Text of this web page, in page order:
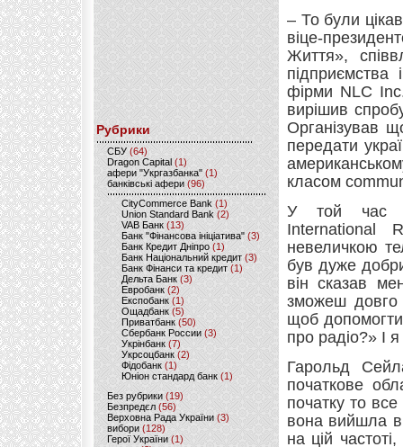
Рубрики
CБУ (64)
Dragon Capital (1)
афери "Укргазбанка" (1)
банківські афери (96)
CityCommerce Bank (1)
Union Standard Bank (2)
VAB Банк (13)
Банк "Фінансова ініціатива" (3)
Банк Кредит Дніпро (1)
Банк Національний кредит (3)
Банк Фінанси та кредит (1)
Дельта Банк (3)
Евробанк(2)
Експобанк (1)
Ощадбанк(5)
Приватбанк (50)
Сбербанк России (3)
Укрінбанк(7)
Укрсоцбанк (2)
Фідобанк (1)
Юніон стандард банк(1)
Без рубрики (19)
Безпредєл(56)
Верховна Рада України (3)
вибори(128)
Герої України(1)
– То були
віце-
Життя»,
підприємства
фірми NLC
вирішив
Організував
передати
класом
У той час
International
невеличкою
був дуже
він сказав
зможеш довго
щоб
про радіо?» І
Гарольд
початкове
початку то
вона вийшла
на цій